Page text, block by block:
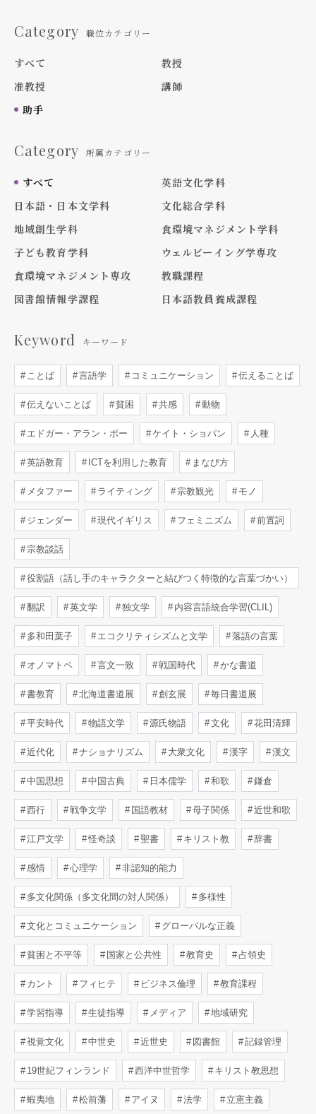
Category 職位カテゴリー
すべて
教授
准教授
講師
助手
Category 所属カテゴリー
すべて
英語文化学科
日本語・日本文学科
文化総合学科
地域創生学科
食環境マネジメント学科
子ども教育学科
ウェルビーイング学専攻
食環境マネジメント専攻
教職課程
図書館情報学課程
日本語教員養成課程
Keyword キーワード
ことば 言語学 コミュニケーション 伝えることば
伝えないことば 貧困 共感 動物
エドガー・アラン・ポー ケイト・ショパン 人種
英語教育 ICTを利用した教育 まなび方
メタファー ライティング 宗教観光 モノ
ジェンダー 現代イギリス フェミニズム 前置詞
宗教談話
役割語（話し手のキャラクターと結びつく特徴的な言葉づかい）
翻訳 英文学 独文学 内容言語統合学習(CLIL)
多和田葉子 エコクリティシズムと文学 落語の言葉
オノマトペ 言文一致 戦国時代 かな書道
書教育 北海道書道展 創玄展 毎日書道展
平安時代 物語文学 源氏物語 文化 花田清輝
近代化 ナショナリズム 大衆文化 漢字 漢文
中国思想 中国古典 日本儒学 和歌 鎌倉
西行 戦争文学 国語教材 母子関係 近世和歌
江戸文学 怪奇談 聖書 キリスト教 辞書
感情 心理学 非認知的能力
多文化関係（多文化間の対人関係） 多様性
文化とコミュニケーション グローバルな正義
貧困と不平等 国家と公共性 教育史 占領史
カント フィヒテ ビジネス倫理 教育課程
学習指導 生徒指導 メディア 地域研究
視覚文化 中世史 近世史 図書館 記録管理
19世紀フィンランド 西洋中世哲学 キリスト教思想
蝦夷地 松前藩 アイヌ 法学 立憲主義